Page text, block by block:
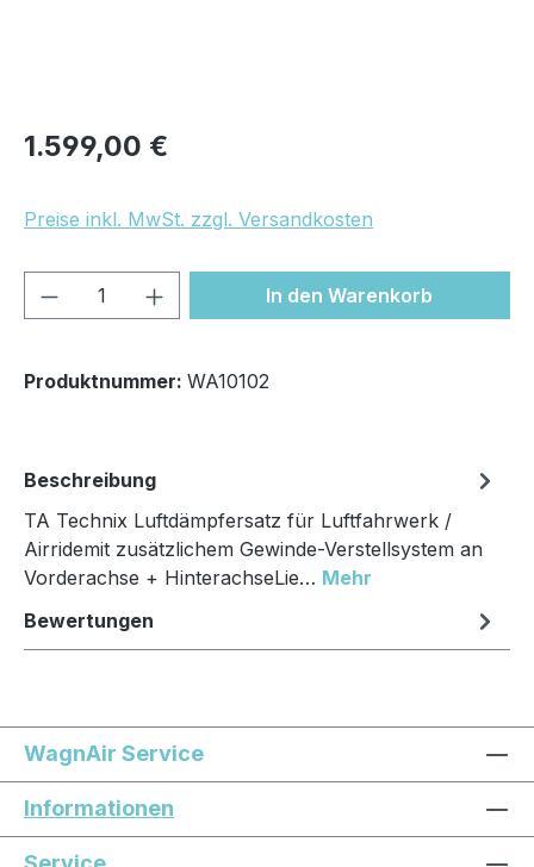
Regulärer Preis:
1.599,00 €
Preise inkl. MwSt. zzgl. Versandkosten
Produkt Anzahl: Gib denIn den Warenkorb
Produktnummer: WA10102
Beschreibung
TA Technix Luftdämpfersatz für Luftfahrwerk /
Airridemit zusätzlichem Gewinde-Verstellsystem an
Vorderachse + HinterachseLie… Mehr
Bewertungen
WagnAir Service
Informationen